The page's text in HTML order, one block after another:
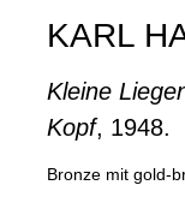
KARL
Kleine
Kopf, 1948.
Bronze mit gold-